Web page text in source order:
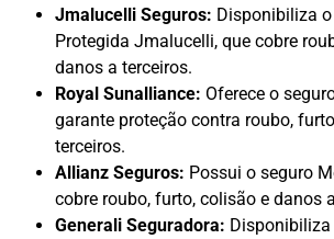
Jmalucelli Seguros: Disponibiliza
Protegida Jmalucelli, que cobre
danos a terceiros.
Royal Sunalliance: Oferece o
garante proteção contra roubo,
terceiros.
Allianz Seguros: Possui o seguro
cobre roubo, furto, colisão e danos
Generali Seguradora: